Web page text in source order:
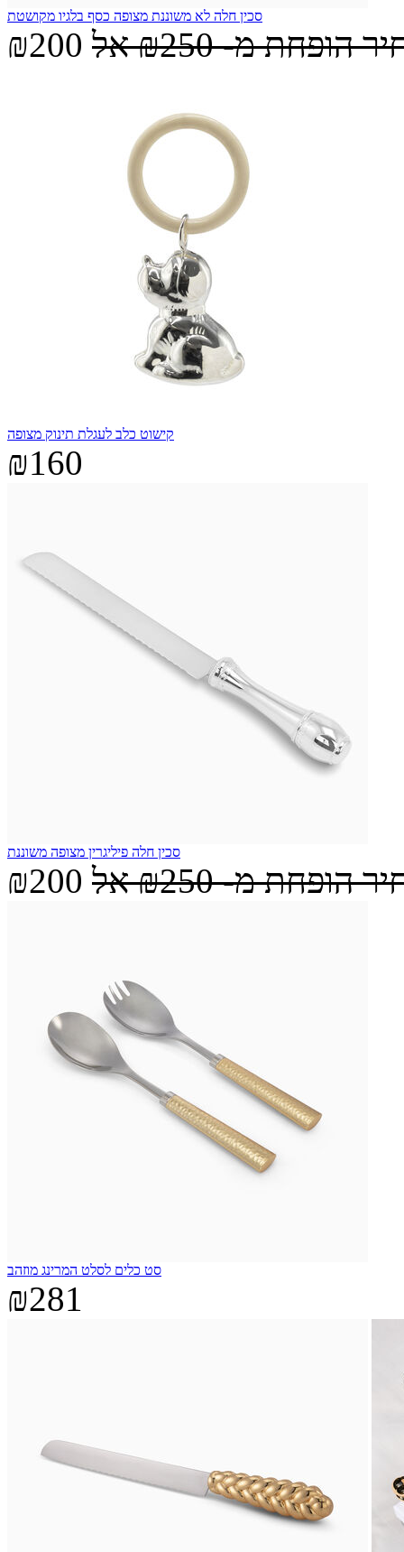
סכין חלה לא משוננת מצופה כסף בלגיו מקושטת
₪200 הופחת מ-₪250 אל
קישוט כלב לעגלת תינוק מצופה
₪160
סכין חלה פיליגרין מצופה משוננת
₪200 הופחת מ-₪250 אל
סט כלים לסלט המרינג מוזהב
₪281